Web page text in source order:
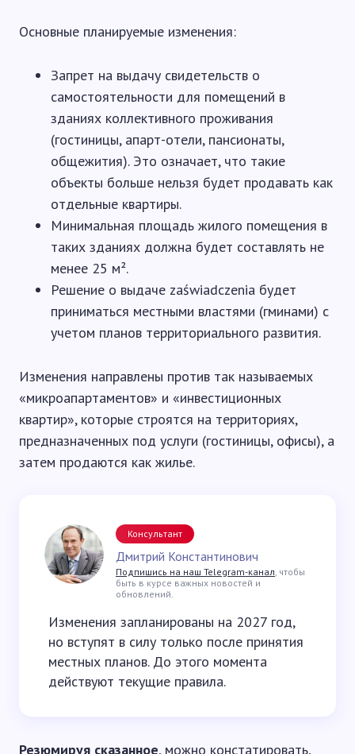
Основные планируемые изменения:
Запрет на выдачу свидетельств о
самостоятельности для помещений в
зданиях коллективного проживания
(гостиницы, апарт-отели, пансионаты,
общежития). Это означает, что такие
объекты больше нельзя будет продавать как
отдельные квартиры.
Минимальная площадь жилого помещения в
таких зданиях должна будет составлять не
менее 25 м².
Решение о выдаче zaświadczenia будет
приниматься местными властями (гминами) с
учетом планов территориального развития.
Изменения направлены против так называемых
«микроапартаментов» и «инвестиционных
квартир», которые строятся на территориях,
предназначенных под услуги (гостиницы, офисы), а
затем продаются как жилье.
Консультант
Дмитрий Константинович
Подпишись на наш Telegram-канал, чтобы
быть в курсе важных новостей и
обновлений.
Изменения запланированы на 2027 год,
но вступят в силу только после принятия
местных планов. До этого момента
действуют текущие правила.
Резюмируя сказанное, можно констатировать,